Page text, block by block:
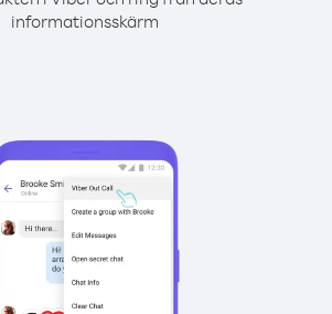
informationsskärm